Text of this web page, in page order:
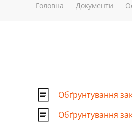
Головна Документи
Обґрунтування
Обґрунтування